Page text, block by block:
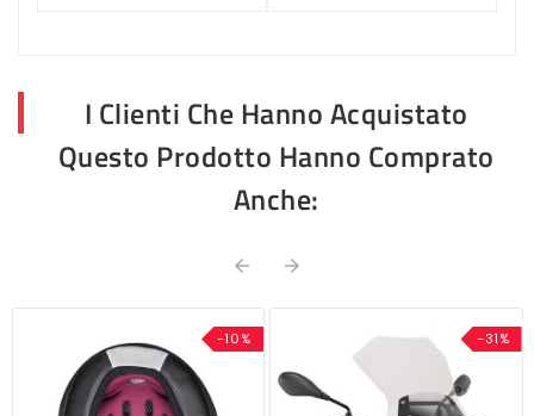
I Clienti Che Hanno Acquistato
Questo Prodotto Hanno Comprato
Anche:
 
-10% -31%